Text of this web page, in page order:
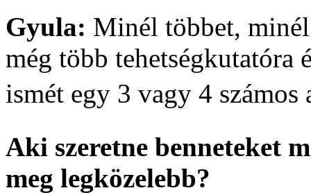
Gyula: Minél többet,
még több tehetségkutatóra
ismét egy 3 vagy 4 számos
Aki szeretne benneteket
meg legközelebb?